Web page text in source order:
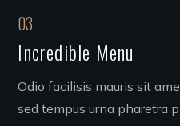
03
Incredible Menu
Odio facilisis mauris sit
sed tempus urna pharetra